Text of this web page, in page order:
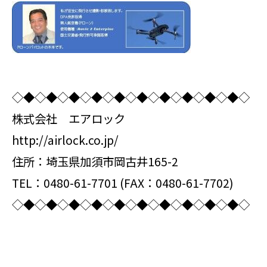
◇◆◇◆◇◆◇◆◇◆◇◆◇◆◇◆◇◆◇◆◇
株式会社 エアロック
http://airlock.co.jp/
住所：埼玉県加須市岡古井165-2
TEL：0480-61-7701 (FAX：0480-61-7702)
◇◆◇◆◇◆◇◆◇◆◇◆◇◆◇◆◇◆◇◆◇